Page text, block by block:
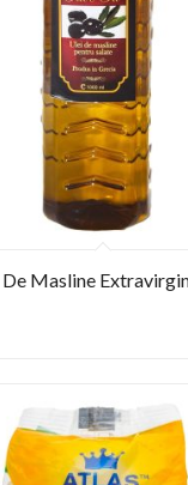
Masline